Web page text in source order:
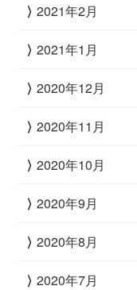
2021年2月
2021年1月
2020年12月
2020年11月
2020年10月
2020年9月
2020年8月
2020年7月